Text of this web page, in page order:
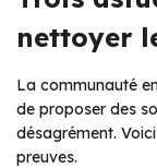
nettoyer
La communauté
de proposer des
désagrément.
preuves.